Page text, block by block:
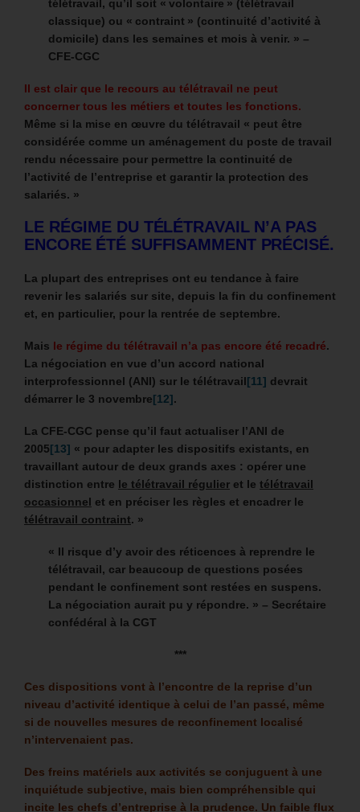
télétravail, qu’il soit « volontaire » (télétravail
classique) ou « contraint » (continuité d’activité à
domicile) dans les semaines et mois à venir. » –
CFE-CGC
Il est clair que le recours au télétravail ne peut
concerner tous les métiers et toutes les fonctions.
Même si la mise en œuvre du télétravail « peut être
considérée comme un aménagement du poste de travail
rendu nécessaire pour permettre la continuité de
l’activité de l’entreprise et garantir la protection des
salariés. »
LE RÉGIME DU TÉLÉTRAVAIL N’A PAS
ENCORE ÉTÉ SUFFISAMMENT PRÉCISÉ.
La plupart des entreprises ont eu tendance à faire
revenir les salariés sur site, depuis la fin du confinement
et, en particulier, pour la rentrée de septembre.
Mais le régime du télétravail n’a pas encore été recadré.
La négociation en vue d’un accord national
interprofessionnel (ANI) sur le télétravail[11] devrait
démarrer le 3 novembre[12].
La CFE-CGC pense qu’il faut actualiser l’ANI de
2005[13] « pour adapter les dispositifs existants, en
travaillant autour de deux grands axes : opérer une
distinction entre le télétravail régulier et le télétravail
occasionnel et en préciser les règles et encadrer le
télétravail contraint. »
« Il risque d’y avoir des réticences à reprendre le
télétravail, car beaucoup de questions posées
pendant le confinement sont restées en suspens.
La négociation aurait pu y répondre. » – Secrétaire
confédéral à la CGT
***
Ces dispositions vont à l’encontre de la reprise d’un
niveau d’activité identique à celui de l’an passé, même
si de nouvelles mesures de reconfinement localisé
n’intervenaient pas.
Des freins matériels aux activités se conjuguent à une
inquiétude subjective, mais bien compréhensible qui
incite les chefs d’entreprise à la prudence. Un faible flux